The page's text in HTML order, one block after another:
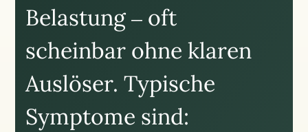
Belastung – oft
scheinbar ohne klaren
Auslöser. Typische
Symptome sind: